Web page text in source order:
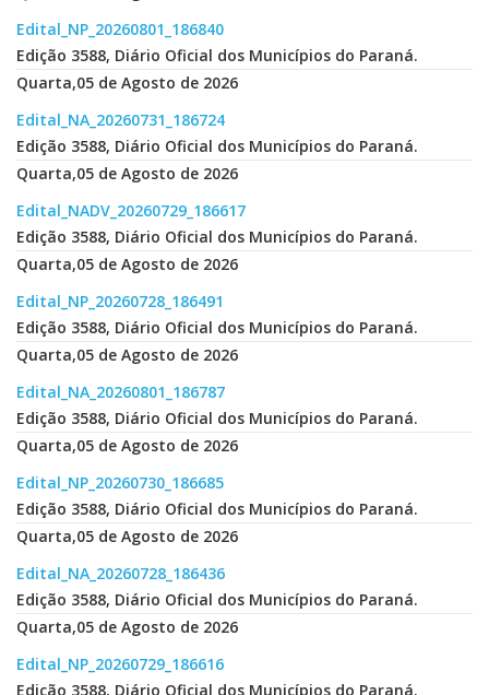
Edital_NP_20260801_186840
Edição 3588, Diário Oficial dos Municípios do Paraná.
Quarta,05 de Agosto de 2026
Edital_NA_20260731_186724
Edição 3588, Diário Oficial dos Municípios do Paraná.
Quarta,05 de Agosto de 2026
Edital_NADV_20260729_186617
Edição 3588, Diário Oficial dos Municípios do Paraná.
Quarta,05 de Agosto de 2026
Edital_NP_20260728_186491
Edição 3588, Diário Oficial dos Municípios do Paraná.
Quarta,05 de Agosto de 2026
Edital_NA_20260801_186787
Edição 3588, Diário Oficial dos Municípios do Paraná.
Quarta,05 de Agosto de 2026
Edital_NP_20260730_186685
Edição 3588, Diário Oficial dos Municípios do Paraná.
Quarta,05 de Agosto de 2026
Edital_NA_20260728_186436
Edição 3588, Diário Oficial dos Municípios do Paraná.
Quarta,05 de Agosto de 2026
Edital_NP_20260729_186616
Edição 3588, Diário Oficial dos Municípios do Paraná.